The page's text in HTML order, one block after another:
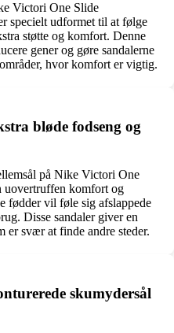
Victori One Slide
specielt udformet til at følge
støtte og komfort. Denne
gener og gøre sandalerne
hvor komfort er vigtig.
bløde fodseng og
på Nike Victori One
uovertruffen komfort og
fødder vil føle sig afslappede
Disse sandaler giver en
er svær at finde andre steder.
skumydersål